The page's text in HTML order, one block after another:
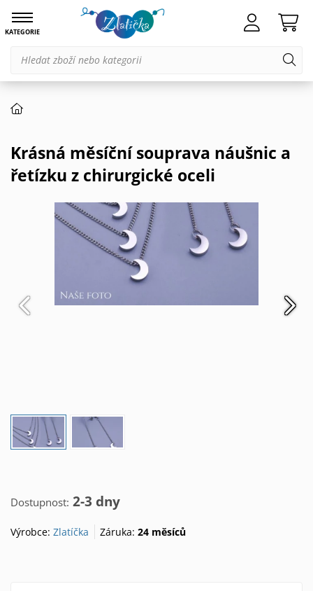
KATEGORIE
Krásná měsíční souprava náušnic a
řetízku z chirurgické oceli
Dostupnost: 2-3 dny
Výrobce: Zlatíčka Záruka:24 měsíců